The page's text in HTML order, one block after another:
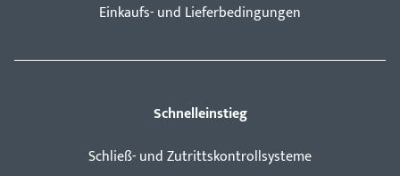
Einkaufs- und Lieferbedingungen
Schnelleinstieg
Schließ- und Zutrittskontrollsysteme